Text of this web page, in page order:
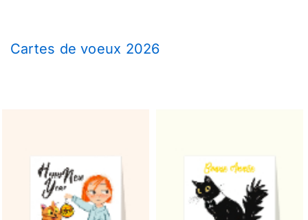
Cartes de voeux 2026